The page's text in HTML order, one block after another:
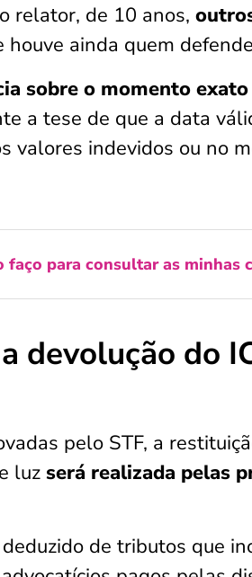
relator, de 10 anos,
houve ainda quem
sobre o momento
a tese de que a data
valores indevidos ou no
faço para consultar as minhas
devolução do
pelo STF, a
luz será realizada pelas
de tributos que